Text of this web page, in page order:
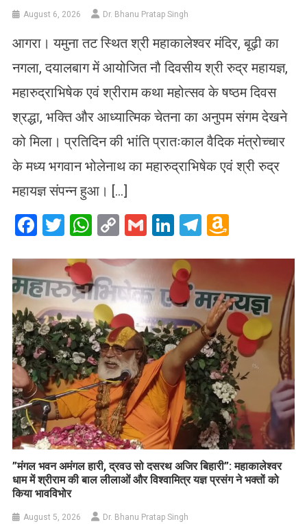
August 6, 2026 Dr. Bhanu Pratap Singh
आगरा। यमुना तट स्थित श्री महाकालेश्वर मंदिर, बूढ़ी का
नगला, दयालबाग में आयोजित नौ दिवसीय श्री रुद्र महायज्ञ,
महारुद्राभिषेक एवं श्रीराम कथा महोत्सव के षष्ठम दिवस
श्रद्धा, भक्ति और आध्यात्मिक चेतना का अनुपम संगम देखने
को मिला। प्रतिदिन की भांति प्रातःकाल वैदिक मंत्रोच्चार
के मध्य भगवान भोलेनाथ का महारुद्राभिषेक एवं श्री रुद्र
महायज्ञ संपन्न हुआ। […]
Facebook
Twitter
WhatsApp
CopyGmailLinkedIn
Telegram
List
​”मंगल भवन अमंगल हारी, द्रवउ सो दसरथ अजिर बिहारी”: महाकालेश्वर
धाम में श्रीराम की बाल लीलाओं और विश्वामित्र यज्ञ प्रसंग ने भक्तों को
किया भावविभोर
August 5, 2026 Dr. Bhanu Pratap Singh